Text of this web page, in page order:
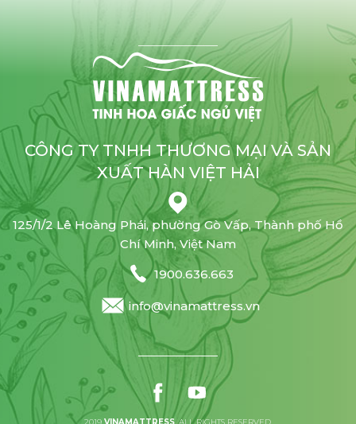
CÔNG TY TNHH THƯƠNG MẠI VÀ SẢN
XUẤT HÀN VIỆT HẢI
125/1/2 Lê Hoàng Phái, phường Gò Vấp, Thành phố Hồ
Chí Minh, Việt Nam
1900.636.663
info@vinamattress.vn